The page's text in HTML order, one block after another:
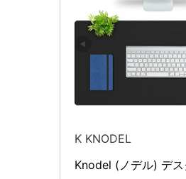
K KNODEL
Knodel (ノデル) デス